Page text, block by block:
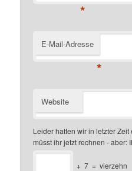
*
E-Mail-Adresse
*
Website
Leider hatten wir in letzter
müsst ihr jetzt rechnen - aber:
+ 7 = vierzehn